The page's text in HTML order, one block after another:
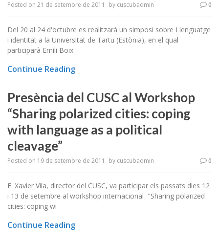
Posted on 21 de setembre de 2011 by cuscubadmin 0
Del 20 al 24 d'octubre es realitzarà un simposi sobre Llenguatge
i identitat a la Universitat de Tartu (Estònia), en el qual
participarà Emili Boix
Continue Reading
Presència del CUSC al Workshop
“Sharing polarized cities: coping
with language as a political
cleavage”
Posted on 19 de setembre de 2011 by cuscubadmin 0
F. Xavier Vila, director del CUSC, va participar els passats dies 12
i 13 de setembre al workshop internacional "Sharing polarized
cities: coping wi
Continue Reading